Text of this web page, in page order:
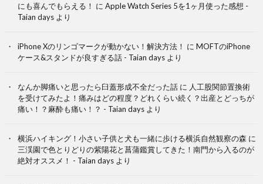
にも喜んでもらえる！ に Apple Watch Series 5を1ヶ月使った感想 -
Taian days より
iPhone Xのリンゴマークが動かない！解決方法！ に MOFTのiPhone
ケース&スタンドが良すぎる話 - Taian days より
なんか脚痛いと思ったら臼蓋形成不全だった話 に 人工股関節置換術
を受けてみたよ！痛みはどの程度？どれくらい続く？出産とどっちが
痛い！？麻酔も痛い！？ - Taian days より
横浜ハイキング！小さい子供と犬も一緒に歩ける横浜自然観察の森 に
三渓園で色とりどりの紫陽花と菖蒲鑑賞してきた！南門から入るのが
絶対オススメ！ - Taian days より